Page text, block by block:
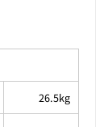
26.5kg